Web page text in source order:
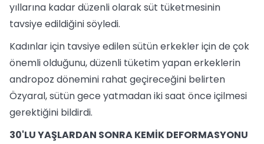
yıllarına kadar düzenli olarak süt tüketmesinin
tavsiye edildiğini söyledi.
Kadınlar için tavsiye edilen sütün erkekler için de çok
önemli olduğunu, düzenli tüketim yapan erkeklerin
andropoz dönemini rahat geçireceğini belirten
Özyaral, sütün gece yatmadan iki saat önce içilmesi
gerektiğini bildirdi.
30'LU YAŞLARDAN SONRA KEMİK DEFORMASYONU